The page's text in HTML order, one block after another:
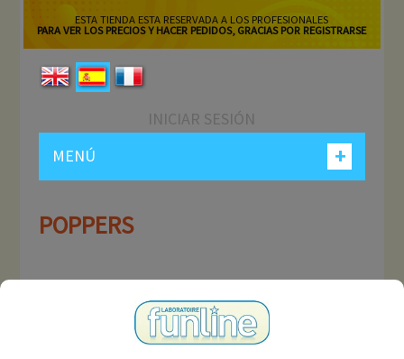
ESTA TIENDA ESTA RESERVADA A LOS PROFESIONALES
PARA VER LOS PRECIOS Y HACER PEDIDOS, GRACIAS POR REGISTRARSE
INICIAR SESIÓN
+
MENÚ
POPPERS
MI CUENTA